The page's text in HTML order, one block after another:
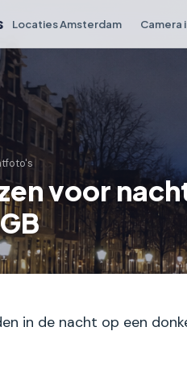
Locaties Amsterdam Camera
voor
in de nacht op een